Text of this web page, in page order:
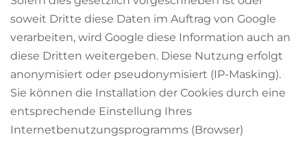
soweit Dritte diese Daten im Auftrag von Google
verarbeiten, wird Google diese Information auch an
diese Dritten weitergeben. Diese Nutzung erfolgt
anonymisiert oder pseudonymisiert (IP-Masking).
Sie können die Installation der Cookies durch eine
entsprechende Einstellung Ihres
Internetbenutzungsprogramms (Browser)